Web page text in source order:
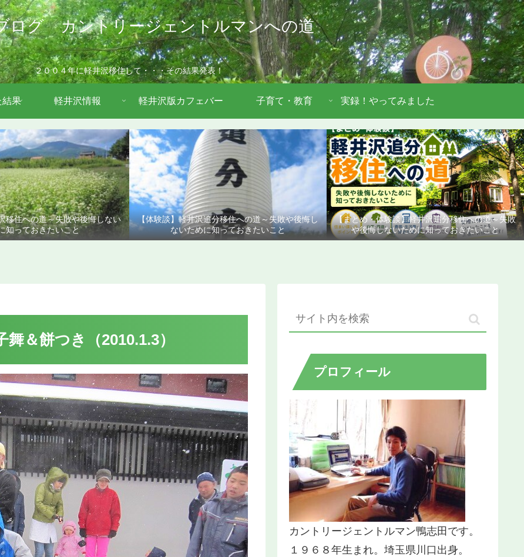
ログ カントリージェントルマンへの道
２００４年に軽井沢移住して・・・その結果発表！
結果 軽井沢情報 軽井沢版カフェバー 子育て・教育 実録！やってみました
移住への道～失敗や後悔しない
知っておきたいこと
【体験談】軽井沢追分移住への道～失敗や後悔し
ないために知っておきたいこと
【まとめ・体験談】軽井沢追分移住への道～失敗
や後悔しないために知っておきたいこと
＆餅つき（2010.1.3）
プロフィール
カントリージェントルマン鴨志田です。
１９６８年生まれ。埼玉県川口出身。